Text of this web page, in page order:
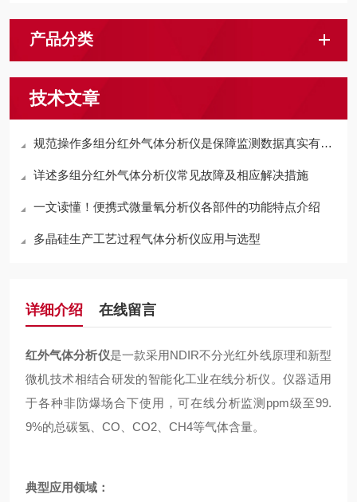
产品分类
技术文章
规范操作多组分红外气体分析仪是保障监测数据真实有效的关键
详述多组分红外气体分析仪常见故障及相应解决措施
一文读懂！便携式微量氧分析仪各部件的功能特点介绍
多晶硅生产工艺过程气体分析仪应用与选型
详细介绍 在线留言
红外气体分析仪是一款采用NDIR不分光红外线原理和新型
微机技术相结合研发的智能化工业在线分析仪。仪器适用
于各种非防爆场合下使用，可在线分析监测 ppm级至99.
9%的总碳氢、 CO、CO2 CH4等气体含量。
典型应用领域：